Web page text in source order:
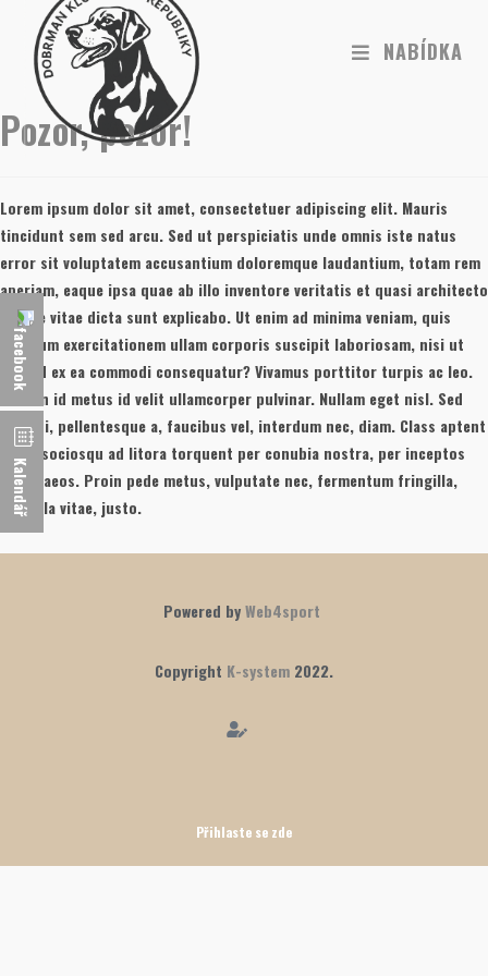
NABÍDKA
Pozor, pozor!
Lorem ipsum dolor sit amet, consectetuer adipiscing elit. Mauris
tincidunt sem sed arcu. Sed ut perspiciatis unde omnis iste natus
error sit voluptatem accusantium doloremque laudantium, totam rem
aperiam, eaque ipsa quae ab illo inventore veritatis et quasi architecto
beatae vitae dicta sunt explicabo. Ut enim ad minima veniam, quis
nostrum exercitationem ullam corporis suscipit laboriosam, nisi ut
aliquid ex ea commodi consequatur? Vivamus porttitor turpis ac leo.
Aenean id metus id velit ullamcorper pulvinar. Nullam eget nisl. Sed
elit dui, pellentesque a, faucibus vel, interdum nec, diam. Class aptent
taciti sociosqu ad litora torquent per conubia nostra, per inceptos
hymenaeos. Proin pede metus, vulputate nec, fermentum fringilla,
vehicula vitae, justo.
Powered byWeb4sport
Copyright K-system 2022.
Přihlaste se zde
Kalendář